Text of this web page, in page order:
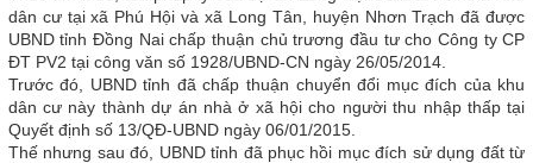
dân cư tại xã Phú Hội và xã Long Tân, huyện Nhơn Trạch đã được
UBND tỉnh Đồng Nai chấp thuận chủ trương đầu tư cho Công ty CP
ĐT PV2 tại công văn số 1928/UBND-CN ngày 26/05/2014.
Trước đó, UBND tỉnh đã chấp thuận chuyển đổi mục đích của khu
dân cư này thành dự án nhà ở xã hội cho người thu nhập thấp tại
Quyết định số 13/QĐ-UBND ngày 06/01/2015.
Thế nhưng sau đó, UBND tỉnh đã phục hồi mục đích sử dụng đất từ